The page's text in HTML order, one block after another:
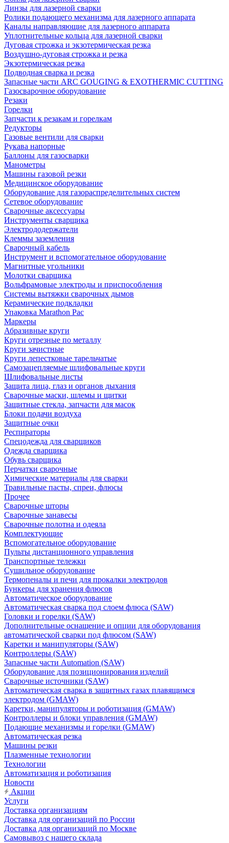
Линзы для лазерной сварки
Ролики подающего механизма для лазерного аппарата
Каналы направляющие для лазерного аппарата
Уплотнительные кольца для лазерной сварки
Дуговая строжка и экзотермическая резка
Воздушно-дуговая строжка и резка
Экзотермическая резка
Подводная сварка и резка
Запасные части ARC GOUGING & EXOTHERMIC CUTTING
Газосварочное оборудование
Резаки
Горелки
Запчасти к резакам и горелкам
Редукторы
Газовые вентили для сварки
Рукава напорные
Баллоны для газосварки
Манометры
Машины газовой резки
Медицинское оборудование
Оборудование для газораспределительных систем
Сетевое оборудование
Сварочные аксессуары
Инструменты сварщика
Электрододержатели
Клеммы заземления
Сварочный кабель
Инструмент и вспомогательное оборудование
Магнитные угольники
Молотки сварщика
Вольфрамовые электроды и приспособления
Системы вытяжки сварочных дымов
Керамические подкладки
Упаковка Marathon Pac
Маркеры
Абразивные круги
Круги отрезные по металлу
Круги зачистные
Круги лепестковые тарельчатые
Самозацепляемые шлифовальные круги
Шлифовальные листы
Защита лица, глаз и органов дыхания
Сварочные маски, шлемы и щитки
Защитные стекла, запчасти для масок
Блоки подачи воздуха
Защитные очки
Респираторы
Спецодежда для сварщиков
Одежда сварщика
Обувь сварщика
Перчатки сварочные
Химические материалы для сварки
Травильные пасты, спреи, флюсы
Прочее
Сварочные шторы
Сварочные занавесы
Сварочные полотна и одеяла
Комплектующие
Вспомогательное оборудование
Пульты дистанционного управления
Транспортные тележки
Сушильное оборудование
Термопеналы и печи для прокалки электродов
Бункеры для хранения флюсов
Автоматическое оборудование
Автоматическая сварка под слоем флюса (SAW)
Головки и горелки (SAW)
Дополнительные оснащение и опции для оборудования
автоматической сварки под флюсом (SAW)
Каретки и манипуляторы (SAW)
Контроллеры (SAW)
Запасные части Automation (SAW)
Оборудование для позиционирования изделий
Сварочные источники (SAW)
Автоматическая сварка в защитных газах плавящимся
электродом (GMAW)
Каретки, манипуляторы и роботизация (GMAW)
Контроллеры и блоки управления (GMAW)
Подающие механизмы и горелки (GMAW)
Автоматическая резка
Машины резки
Плазменные технологии
Технологии
Автоматизация и роботизация
Новости
Акции
Услуги
Доставка организациям
Доставка для организаций по России
Доставка для организаций по Москве
Самовывоз с нашего склада